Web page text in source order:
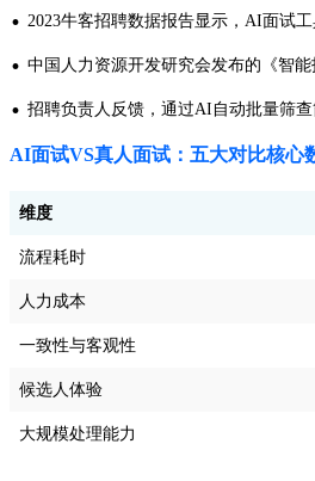
· 2023牛客招聘数据报告显示，AI面试
· 中国人力资源开发研究会发布的《智
· 招聘负责人反馈，通过AI自动批量筛
AI面试VS真人面试：五大对比核心
维度
流程耗时
人力成本
一致性与客观性
候选人体验
大规模处理能力